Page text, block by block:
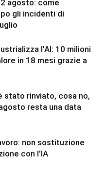
agosto: come
gli incidenti di
l’AI: 10 milioni
in 18 mesi grazie a
stato rinviato, cosa no,
resta una data
non sostituzione
con l’IA